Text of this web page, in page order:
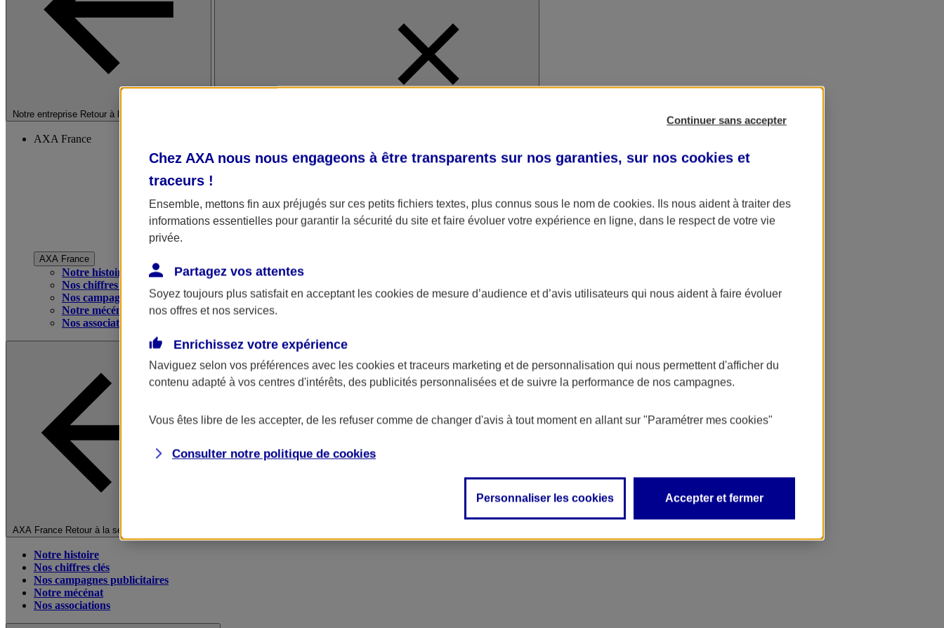
Notre entreprise Retour à la section précédente
AXA France
AXA France
Notre histoire
Nos chiffres clés
Nos campagnes publicitaires
Notre mécénat
Nos associations
AXA France Retour à la section précédente
Notre histoire
Nos chiffres clés
Nos campagnes publicitaires
Notre mécénat
Nos associations
Continuer sans accepter
Chez AXA nous nous engageons à être transparents sur nos garanties, sur nos cookies et
traceurs !
Ensemble, mettons fin aux préjugés sur ces petits fichiers textes, plus connus sous le nom de cookies. Ils nous aident à traiter des
informations essentielles pour garantir la sécurité du site et faire évoluer votre expérience en ligne, dans le respect de votre vie
privée.
Partagez vos attentes
Soyez toujours plus satisfait en acceptant les cookies de mesure d’audience et d’avis utilisateurs qui nous aident à faire évoluer
nos offres et nos services.
Enrichissez votre expérience
Naviguez selon vos préférences avec les cookies et traceurs marketing et de personnalisation qui nous permettent d'afficher du
contenu adapté à vos centres d'intérêts, des publicités personnalisées et de suivre la performance de nos campagnes.
Vous êtes libre de les accepter, de les refuser comme de changer d'avis à tout moment en allant sur "Paramétrer mes cookies"
Consulter notre politique de cookies
Personnaliser les cookies Accepter et fermer